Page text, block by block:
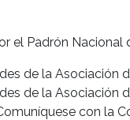
el Padrón Nacional
de la Asociación
de la Asociación
con la